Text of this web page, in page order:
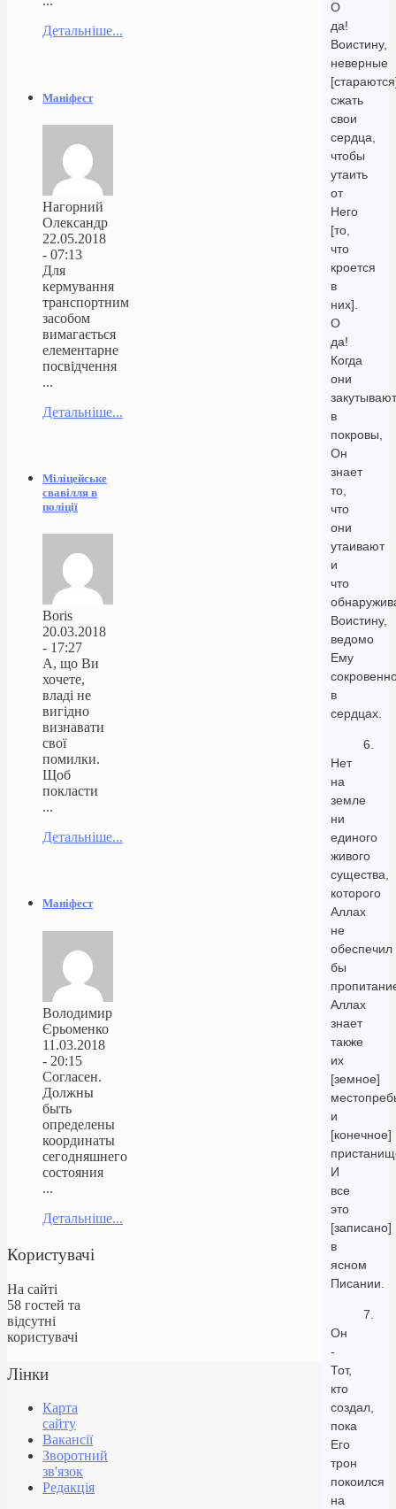
О
да!
Воистину,
неверные
сжать
свои
сердца,
чтобы
утаить
от
Него
[то,
что
кроется
в
них].
О
да!
Когда
они
в
покровы,
Он
знает
то,
что
они
утаивают
и
что
Воистину,
ведомо
Ему
в
сердцах.
6.
Нет
на
земле
ни
единого
живого
существа,
которого
Аллах
не
обеспечил
бы
Аллах
знает
также
их
[земное]
и
[конечное]
И
все
это
[записано]
в
ясном
Писании.
7.
Он
-
Тот,
кто
создал,
пока
Его
трон
покоился
на
Детальніше...
Маніфест
Нагорний
Олександр
22.05.2018
- 07:13
Для
кермування
транспортним
засобом
вимагається
елементарне
посвідчення
...
Детальніше...
Міліцейське
свавілля в
поліції
Boris
20.03.2018
- 17:27
А, що Ви
хочете,
владі не
вигідно
визнавати
свої
помилки.
Щоб
покласти
...
Детальніше...
Маніфест
Володимир
Єрьоменко
11.03.2018
- 20:15
Согласен.
Должны
быть
определены
координаты
сегодняшнего
состояния
...
Детальніше...
Користувачі
На сайті
58 гостей та
відсутні
користувачі
Лінки
Карта
сайту
Вакансії
Зворотний
зв'язок
Редакція